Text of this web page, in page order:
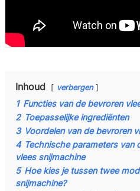
Inhoud verbergen
1 Functies van de bevroren
2 Toepasselijke ingrediënten
3 Voordelen van de bevroren
4 Technische parameters van
vlees snijmachine
5 Hoe kies je tussen twee
snijmachine?